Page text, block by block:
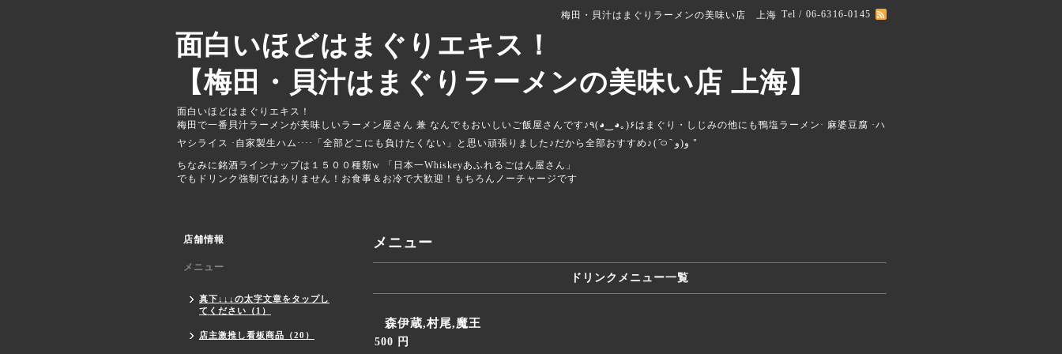
梅田・貝汁はまぐりラーメンの美味い店 上海 Tel / 06-6316-0145
面白いほどはまぐりエキス！
【梅田・貝汁はまぐりラーメンの美味い店 上海】
面白いほどはまぐりエキス！
梅田で一番貝汁ラーメンが美味しいラーメン屋さん 兼 なんでもおいしいご飯屋さんです♪‎‎‎‎٩(◕‿◕｡)۶はまぐり・しじみの他にも鴨塩ラーメン· 麻婆豆腐 ·ハ
ヤシライス ·自家製生ハム····「全部どこにも負けたくない」と思い頑張りました♪だから全部おすすめ♪‎⁦( ᷇࿀ ᷆ و(و "
ちなみに銘酒ラインナップは１５００種類‪w 「日本一Whiskeyあふれるごはん屋さん」
でもドリンク強制ではありません！お食事＆お冷で大歓迎！もちろんノーチャージです
メニュー
ドリンクメニュー一覧
森伊蔵,村尾,魔王
500 円
店舗情報
メニュー
真下↓↓↓の太字文章をタップし
てください（1）
店主激推し看板商品（20）